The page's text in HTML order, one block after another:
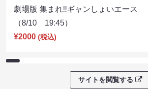
劇場版 集まれ!!ギャンしょいエース
（8/10 19:45）
¥2000 (税込)
サイトを閲覧する